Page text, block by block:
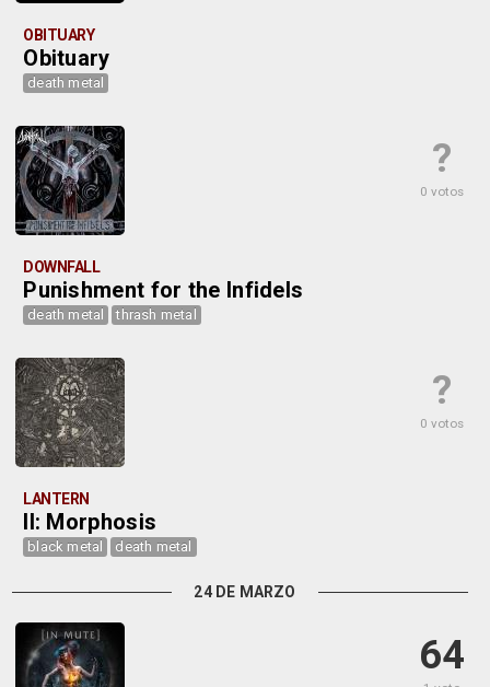
OBITUARY
Obituary
death metal
?
0 votos
DOWNFALL
Punishment for the Infidels
death metal thrash metal
?
0 votos
LANTERN
II: Morphosis
black metal death metal
24 DE MARZO
64